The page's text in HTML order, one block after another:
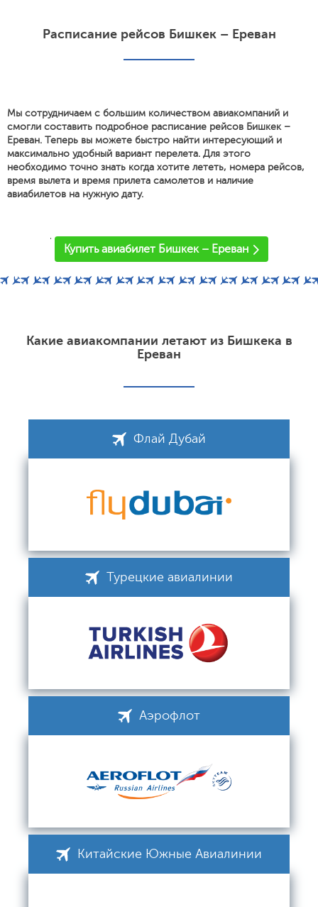
Расписание рейсов Бишкек – Ереван
Мы сотрудничаем с большим количеством авиакомпаний и
смогли составить подробное расписание рейсов Бишкек –
Ереван. Теперь вы можете быстро найти интересующий и
максимально удобный вариант перелета. Для этого
необходимо точно знать когда хотите лететь, номера рейсов,
время вылета и время прилета самолетов и наличие
авиабилетов на нужную дату.
'
Купить авиабилет Бишкек – Ереван
Какие авиакомпании летают из Бишкека в
Ереван
Флай Дубай
Турецкие авиалинии
Аэрофлот
Китайские Южные Авиалинии